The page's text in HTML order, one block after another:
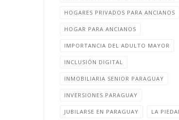
HOGARES PRIVADOS PARA ANCIANOS
HOGAR PARA ANCIANOS
IMPORTANCIA DEL ADULTO MAYOR
INCLUSIÓN DIGITAL
INMOBILIARIA SENIOR PARAGUAY
INVERSIONES PARAGUAY
JUBILARSE EN PARAGUAY LA